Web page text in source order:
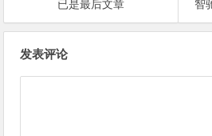
已是最后文章
智驰
发表评论